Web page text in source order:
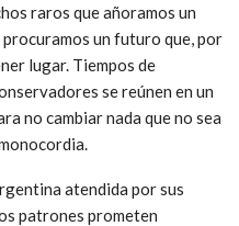
raros que añoramos un
un futuro que, por
lugar. Tiempos de
se reúnen en un
no cambiar nada que no sea
atendida por sus
patrones prometen